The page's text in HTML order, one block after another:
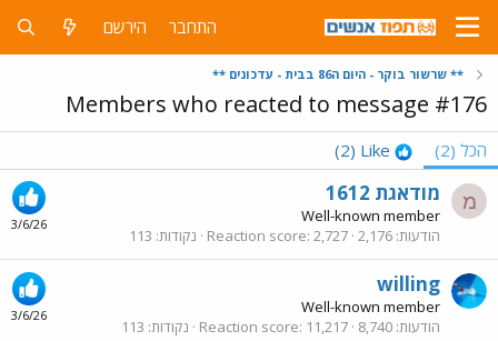
התחבר הירשם
** שרשור בוקר - היום ה86 בבית - עדכונים **
Members who reacted to message #176
הכל (2)
Like
(2)
מ
3/6/26
מודאגת 1612
Well-known member
הודעות 2,176
Reaction score 2,727 נקודות 113
3/6/26
willing
Well-known member
הודעות 8,740
Reaction score 11,217 נקודות 113